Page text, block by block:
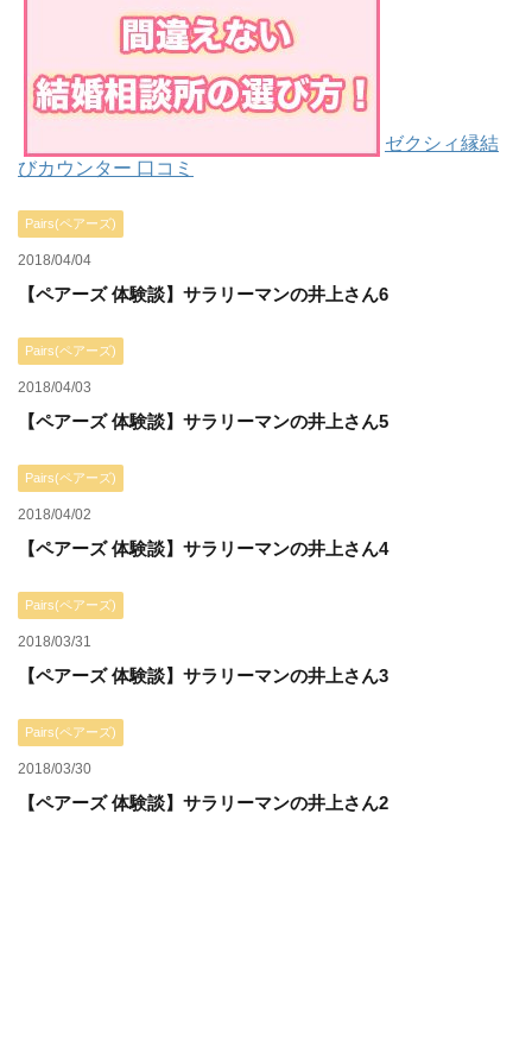
ゼクシィ縁結
びカウンター 口コミ
Pairs(ペアーズ)
2018/04/04
【ペアーズ 体験談】サラリーマンの井上さん6
Pairs(ペアーズ)
2018/04/03
【ペアーズ 体験談】サラリーマンの井上さん5
Pairs(ペアーズ)
2018/04/02
【ペアーズ 体験談】サラリーマンの井上さん4
Pairs(ペアーズ)
2018/03/31
【ペアーズ 体験談】サラリーマンの井上さん3
Pairs(ペアーズ)
2018/03/30
【ペアーズ 体験談】サラリーマンの井上さん2